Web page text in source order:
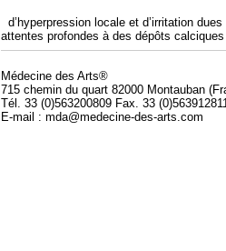
d’hyperpression locale et d’irritation
attentes profondes à des dépôts
Médecine des Arts®
715 chemin du quart 82000 Montauban
Tél. 33 (0)563200809 Fax. 33
E-mail : mda@medecine-des-arts.com